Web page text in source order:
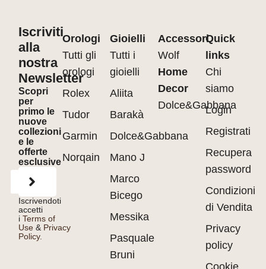
Iscriviti
alla
nostra
Newsletter
Scopri
per
primo le
nuove
collezioni
e le
offerte
esclusive
Iscrivendoti
accetti
iTerms of
Use & Privacy
Policy.
Orologi
Tutti gli
orologi
Rolex
Tudor
Garmin
Norqain
Gioielli
Tutti i
gioielli
Aliita
Barakà
Dolce&Gabbana
Mano J
Marco
Bicego
Messika
Pasquale
Bruni
Accessori
Wolf
Home
Decor
Dolce&Gabbana
Quick
links
Chi
siamo
Login
Registrati
Recupera
password
Condizioni
di Vendita
Privacy
policy